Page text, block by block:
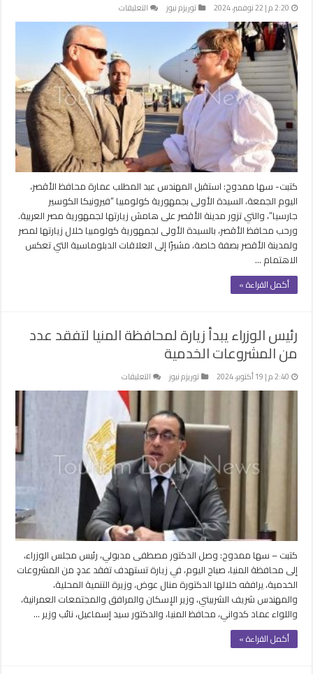
2:20 م | 22 نوفمبر، 2024 توريزم نيوز التعليقات
محافظ
الأقصر
يستقبل
سيدة
كولومبيا
الأولى
خلال
زيارتها
للمدينة
السياحية
مغلقة
كتبت- سها ممدوح: استقبل المهندس عبد المطلب عمارة محافظ الأقصر،
اليوم الجمعة، السيدة الأولى بجمهورية كولومبيا “فيرونيكا الكوسير
جارسيا”، والتي تزور مدينة الأقصر على هامش زيارتها لجمهورية مصر العربية.
ورحب محافظ الأقصر، بالسيدة الأولى لجمهورية كولومبيا خلال زيارتها لمصر
ولمدينة الأقصر بصفة خاصة، مشيرًا إلى العلاقات الدبلوماسية التي تعكس
الاهتمام …
أكمل القراءة »
رئيس الوزراء يبدأ زيارة لمحافظة المنيا لتفقد عدد
من المشروعات الخدمية
2:40 م | 19 أكتوبر، 2024 توريزم نيوز التعليقات
رئيس
الوزراء
يبدأ
زيارة
لمحافظة
المنيا
لتفقد
عدد
من
المشروعات
الخدمية
مغلقة
كتبت – سها ممدوح: وصل الدكتور مصطفى مدبولي، رئيس مجلس الوزراء،
إلى محافظة المنيا، صباح اليوم، في زيارة تستهدف تفقد عددٍ من المشروعات
الخدمية، يرافقه خلالها الدكتورة منال عوض، وزيرة التنمية المحلية،
والمهندس شريف الشربيني، وزير الإسكان والمرافق والمجتمعات العمرانية،
واللواء عماد كدواني، محافظ المنيا، والدكتور سيد إسماعيل، نائب وزير …
أكمل القراءة »